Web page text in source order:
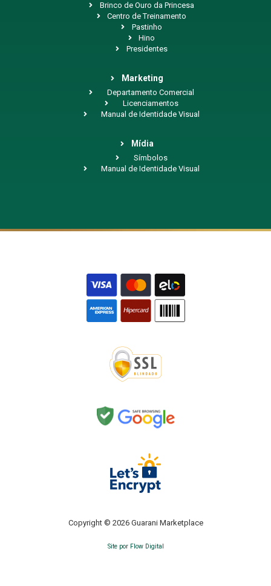
Brinco de Ouro da Princesa
Centro de Treinamento
Pastinho
Hino
Presidentes
Marketing
Departamento Comercial
Licenciamentos
Manual de Identidade Visual
Mídia
Símbolos
Manual de Identidade Visual
Copyright © 2026 Guarani Marketplace
Site por Flow Digital